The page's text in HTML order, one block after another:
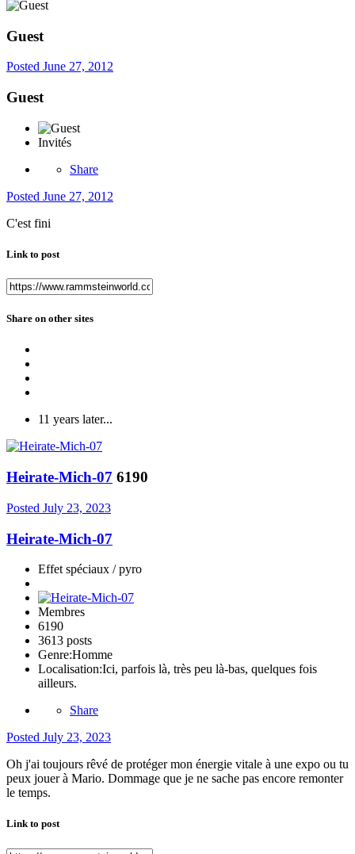
Guest
Posted June 27, 2012
Guest
Invités
Share
Posted June 27, 2012
C'est fini
Link to post
Share on other sites
11 years later...
Heirate-Mich-07 6190
Posted July 23, 2023
Heirate-Mich-07
Effet spéciaux / pyro
Membres
6190
3613 posts
Genre:Homme
Localisation:Ici, parfois là, très peu là-bas, quelques fois
ailleurs.
Share
Posted July 23, 2023
Oh j'ai toujours rêvé de protéger mon énergie vitale à une expo ou tu
peux jouer à Mario. Dommage que je ne sache pas encore remonter
le temps.
Link to post